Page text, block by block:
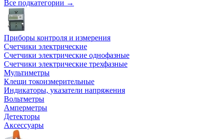
Все подкатегории →
Приборы контроля и измерения
Счетчики электрические
Счетчики электрические однофазные
Счетчики электрические трехфазные
Мультиметры
Клещи токоизмерительные
Индикаторы, указатели напряжения
Вольтметры
Амперметры
Детекторы
Аксессуары